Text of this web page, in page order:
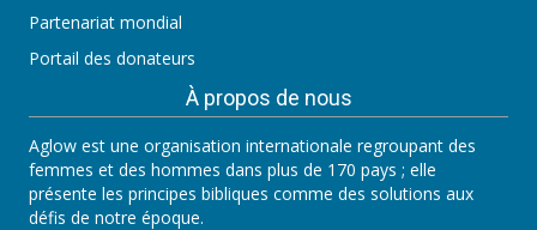
Partenariat mondial
Portail des donateurs
À propos de nous
Aglow est une organisation internationale regroupant des
femmes et des hommes dans plus de 170 pays ; elle
présente les principes bibliques comme des solutions aux
défis de notre époque.